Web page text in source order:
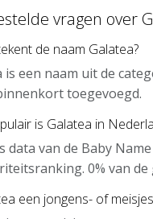
vragen over
de naam Galatea?
is een naam uit de
toegevoegd.
is Galatea in
data van de Baby
0% van
een jongens- of